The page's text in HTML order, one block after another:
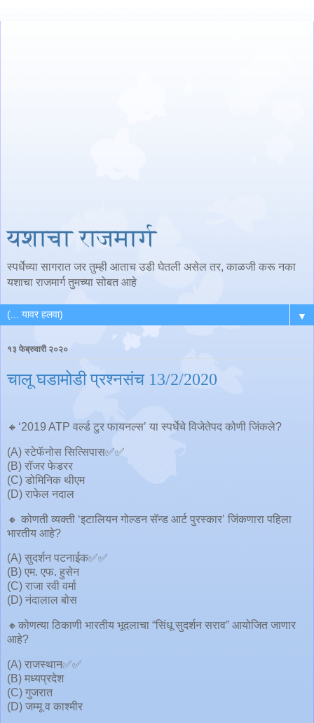
यशाचा राजमार्ग
स्पर्धेच्या सागरात जर तुम्ही आताच उडी घेतली असेल तर, काळजी करू नका
यशाचा राजमार्ग तुमच्या सोबत आहे
▼
१३ फेब्रुवारी २०२०
चालू घडामोडी प्रश्नसंच 13/2/2020
🔸‘2019 ATP वर्ल्ड टुर फायनल्स’ या स्पर्धेचे विजेतेपद कोणी जिंकले?
(A) स्टेफॅनोस सित्सिपास✅✅
(B) रॉजर फेडरर
(C) डोमिनिक थीएम
(D) राफेल नदाल
🔸 कोणती व्यक्ती ‘इटालियन गोल्डन सॅन्ड आर्ट पुरस्कार’ जिंकणारा पहिला
भारतीय आहे?
(A) सुदर्शन पटनाईक✅✅
(B) एम. एफ. हुसेन
(C) राजा रवी वर्मा
(D) नंदालाल बोस
🔸कोणत्या ठिकाणी भारतीय भूदलाचा “सिंधू सुदर्शन सराव” आयोजित जाणार
आहे?
(A) राजस्थान✅✅
(B) मध्यप्रदेश
(C) गुजरात
(D) जम्मू व काश्मीर